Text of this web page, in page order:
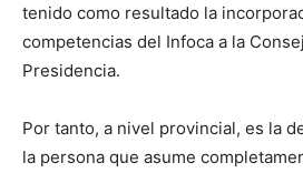
tenido como resultado la
competencias del Infoca a la
Presidencia.
Por tanto, a nivel provincial, es la
la persona que asume